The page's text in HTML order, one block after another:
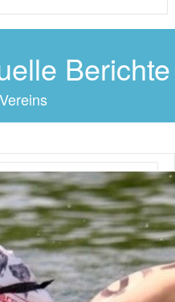
Berichte